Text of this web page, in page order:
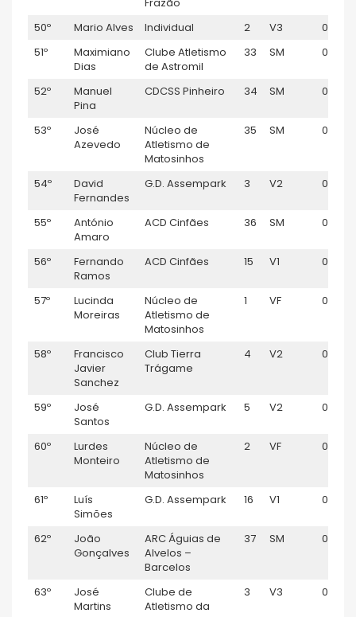
50º
Mario Alves Individual 2 V3
51º
Maximiano
Dias
Clube Atletismo
de Astromil
33 SM
52º
Manuel
Pina
CDCSS Pinheiro 34 SM
53º
José
Azevedo
Núcleo de
Atletismo de
Matosinhos
35 SM
54º
David
Fernandes
G.D. Assempark 3 V2
55º
António
Amaro
ACD Cinfães 36 SM
56º
Fernando
Ramos
ACD Cinfães 15 V1
57º
Lucinda
Moreiras
Núcleo de
Atletismo de
Matosinhos
1 VF
58º
Francisco
Javier
Sanchez
Club Tierra
Trágame
4 V2
59º
José
Santos
G.D. Assempark 5 V2
60º
Lurdes
Monteiro
Núcleo de
Atletismo de
Matosinhos
2 VF
61º
Luís
Simões
G.D. Assempark 16 V1
62º
João
Gonçalves
ARC Águias de
Alvelos –
Barcelos
37 SM
63º
José
Martins
Clube de
Atletismo da
3 V3